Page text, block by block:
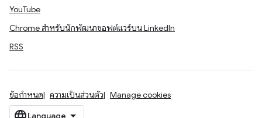
YouTube
Chrome สำหรับนักพัฒนาซอฟต์แวร์บน LinkedIn
RSS
ข้อกำหนด ความเป็นส่วนตัว Manage cookies